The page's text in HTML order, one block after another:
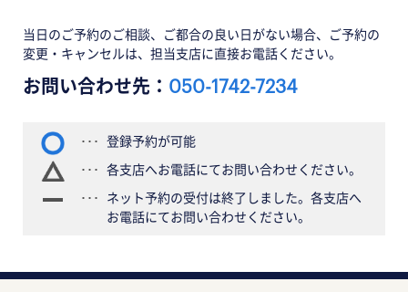
当日のご予約のご相談、ご都合の良い日がない場合、ご予約の
変更・キャンセルは、担当支店に直接お電話ください。
お問い合わせ先： 050-1742-7234
登録予約が可能
各支店へお電話にてお問い合わせください。
ネット予約の受付は終了しました。各支店へ
お電話にてお問い合わせください。